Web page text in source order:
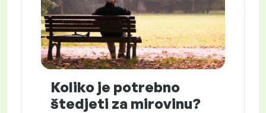
Koliko je potrebno
štedjeti za mirovinu?